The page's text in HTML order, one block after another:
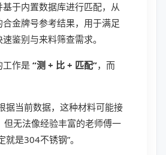
于内置数据库进行匹配，从
金牌号参考结果，用于满足
鉴别与来料筛查需求。
工作是 “测 + 比 + 匹配”，而
据当前数据，这种材料可能接
但无法像经验丰富的老师傅一
就是304不锈钢”。